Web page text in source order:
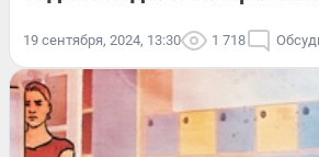
19 сентября, 2024, 13:30 1 718